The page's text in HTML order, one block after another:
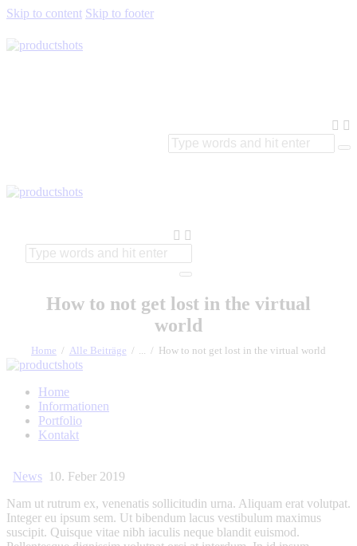
Skip to content Skip to footer
How to not get lost in the virtual
world
Home Alle Beiträge ... How to not get lost in the virtual world
Home
Informationen
Portfolio
Kontakt
News 10. Feber 2019
Nam ut rutrum ex, venenatis sollicitudin urna. Aliquam erat volutpat.
Integer eu ipsum sem. Ut bibendum lacus vestibulum maximus
suscipit. Quisque vitae nibh iaculis neque blandit euismod.